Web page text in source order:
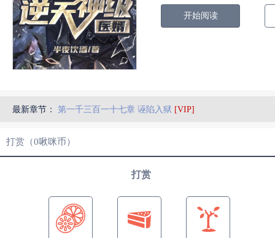
开始阅读
最新章节： 第一千三百一十七章 诬陷入狱 [VIP]
打赏（0啾咪币）
打赏